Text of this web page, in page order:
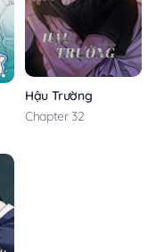
Hậu Trường
Chapter 32